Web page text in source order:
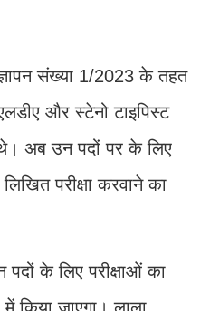
संख्या 1/2023 के तहत
और स्टेनो टाइपिस्ट
अब उन पदों पर के लिए
परीक्षा करवाने का
पदों के लिए परीक्षाओं का